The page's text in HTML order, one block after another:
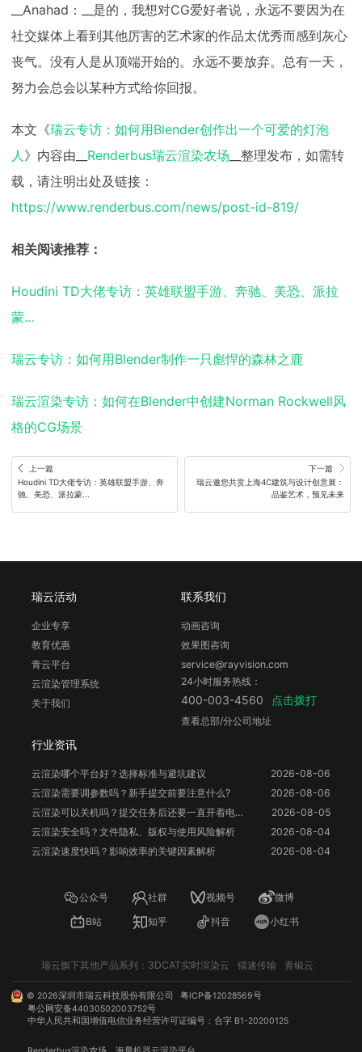
__Anahad：__是的，我想对CG爱好者说，永远不要因为在
社交媒体上看到其他厉害的艺术家的作品太优秀而感到灰心
丧气。没有人是从顶端开始的。永远不要放弃。总有一天，
努力会总会以某种方式给你回报。
本文《瑞云专访：如何用Blender创作出一个可爱的灯泡
人 》内容由__ Renderbus瑞云渲染农场 __整理发布，如需转
载，请注明出处及链接：
https://www.renderbus.com/news/post-id-819/
相关阅读推荐：
Houdini TD大佬专访：英雄联盟手游、奔驰、美恐、派拉
蒙...
瑞云专访：如何用Blender制作一只彪悍的森林之鹿
瑞云渲染专访：如何在Blender中创建Norman Rockwell风
格的CG场景
上一篇
Houdini TD大佬专访：英雄联盟手游、奔
驰、美恐、派拉蒙...
下一篇
瑞云邀您共赏上海4C建筑与设计创意展：
品鉴艺术，预见未来
瑞云活动
企业专享
教育优惠
青云平台
云渲染管理系统
关于我们
行业资讯
云渲染哪个平台好？选择标准与避坑建议
2026-08-06
云渲染需要调参数吗？新手提交前要注意什么?
2026-08-06
云渲染可以关机吗？提交任务后还要一直开着电脑吗？
2026-08-05
云渲染安全吗？文件隐私、版权与使用风险解析
2026-08-04
云渲染速度快吗？影响效率的关键因素解析
2026-08-04
联系我们
动画咨询
效果图咨询
service@rayvision.com
24小时服务热线：
400-003-4560 点击拨打
查看总部/分公司地址
公众号 社群 视频号
微博
B站
知乎 抖音 小红书
瑞云旗下其他产品系列： 3DCAT实时渲染云 镭速传输 青椒云
© 2026深圳市瑞云科技股份有限公司
粤ICP备12028569号
粤公网安备44030502003752号
中华人民共和国增值电信业务经营许可证编号：合字 B1-20200125